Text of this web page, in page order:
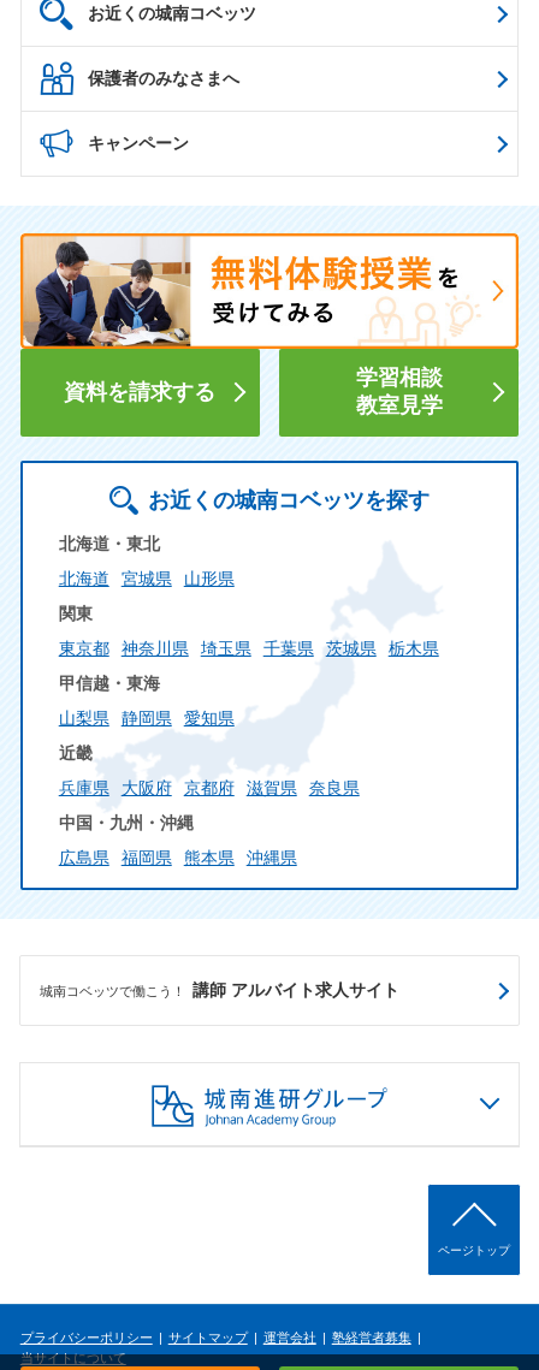
お近くの城南コベッツ
保護者のみなさまへ
キャンペーン
資料を請求する
学習相談
教室見学
お近くの城南コベッツを探す
北海道・東北
北海道
宮城県
山形県
関東
東京都
神奈川県 埼玉県 千葉県 茨城県
栃木県
甲信越・東海
山梨県
静岡県
愛知県
近畿
兵庫県
大阪府 京都府 滋賀県
奈良県
中国・九州・沖縄
広島県
福岡県 熊本県 沖縄県
城南コベッツで働こう！ 講師 アルバイト求人サイト
ページトップ
プライバシーポリシー サイトマップ 運営会社
塾経営者募集
当サイトについて